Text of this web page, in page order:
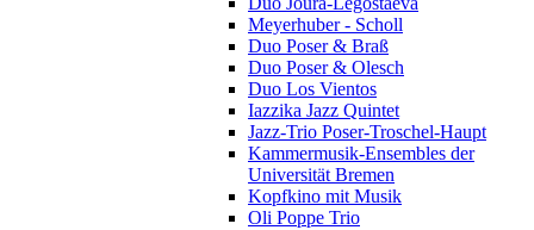
Meyerhuber - Scholl
Duo Poser & Braß
Duo Poser & Olesch
Duo Los Vientos
Iazzika Jazz Quintet
Jazz-Trio Poser-Troschel-Haupt
Kammermusik-Ensembles der
Universität Bremen
Kopfkino mit Musik
Oli Poppe Trio